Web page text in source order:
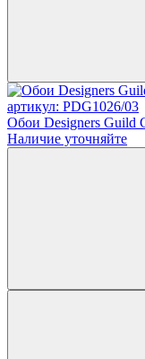
артикул: PDG1026/03
Обои Designers Guild
Наличие уточняйте